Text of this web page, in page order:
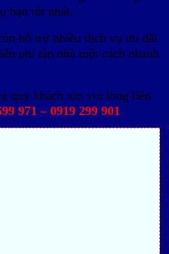
bạn tốt nhất.
hỗ trợ nhiều dịch vụ ưu đãi
phí tận nhà một cách nhanh
quý khách xin vui lòng liên
971 – 0919 299 901